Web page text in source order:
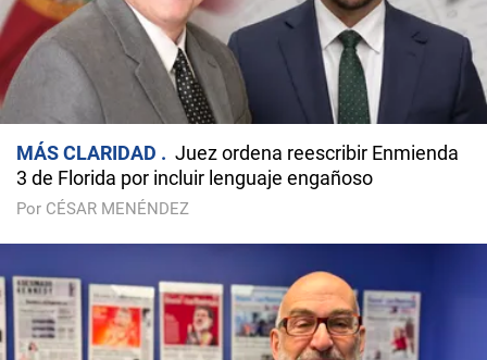
MÁS CLARIDAD
Juez ordena reescribir Enmienda
3 de Florida por incluir lenguaje engañoso
Por CÉSAR MENÉNDEZ